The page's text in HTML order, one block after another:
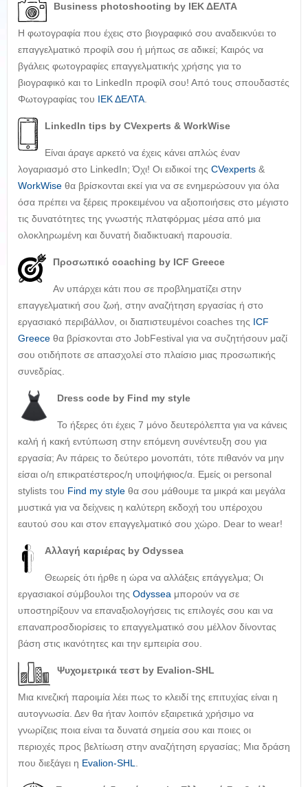
Business photoshooting by ΙΕΚ ΔΕΛΤΑ
Η φωτογραφία που έχεις στο βιογραφικό σου αναδεικνύει το
επαγγελματικό προφίλ σου ή μήπως σε αδικεί; Καιρός να
βγάλεις φωτογραφίες επαγγελματικής χρήσης για το
βιογραφικό και το LinkedIn προφίλ σου! Από τους σπουδαστές
Φωτογραφίας του ΙΕΚ ΔΕΛΤΑ
LinkedIn tips by CVexperts & WorkWise
Είναι άραγε αρκετό να έχεις κάνει απλώς έναν
λογαριασμό στο LinkedIn; Όχι! Οι ειδικοί της CVexperts &
WorkWise θα βρίσκονται εκεί για να σε ενημερώσουν για όλα
όσα πρέπει να ξέρεις προκειμένου να αξιοποιήσεις στο μέγιστο
τις δυνατότητες της γνωστής πλατφόρμας μέσα από μια
ολοκληρωμένη και δυνατή διαδικτυακή παρουσία.
Προσωπικό coaching by ICF Greece
Αν υπάρχει κάτι που σε προβληματίζει στην
επαγγελματική σου ζωή, στην αναζήτηση εργασίας ή στο
εργασιακό περιβάλλον, οι διαπιστευμένοι coaches της ICF
Greece θα βρίσκονται στο JobFestival για να συζητήσουν μαζί
σου οτιδήποτε σε απασχολεί στο πλαίσιο μιας προσωπικής
συνεδρίας.
Dress code by Find my style
Το ήξερες ότι έχεις 7 μόνο δευτερόλεπτα για να κάνεις
καλή ή κακή εντύπωση στην επόμενη συνέντευξη σου για
εργασία; Αν πάρεις το δεύτερο μονοπάτι, τότε πιθανόν να μην
είσαι ο/η επικρατέστερος/η υποψήφιος/α. Εμείς οι personal
stylists του Find my style θα σου μάθουμε τα μικρά και μεγάλα
μυστικά για να δείχνεις η καλύτερη εκδοχή του υπέροχου
εαυτού σου και στον επαγγελματικό σου χώρο. Dear to wear!
Αλλαγή καριέρας by Odyssea
Θεωρείς ότι ήρθε η ώρα να αλλάξεις επάγγελμα; Οι
εργασιακοί σύμβουλοι της Odyssea μπορούν να σε
υποστηρίξουν να επαναξιολογήσεις τις επιλογές σου και να
επαναπροσδιορίσεις το επαγγελματικό σου μέλλον δίνοντας
βάση στις ικανότητες και την εμπειρία σου.
Ψυχομετρικά τεστ by Evalion-SHL
Μια κινεζική παροιμία λέει πως το κλειδί της επιτυχίας είναι η
αυτογνωσία. Δεν θα ήταν λοιπόν εξαιρετικά χρήσιμο να
γνωρίζεις ποια είναι τα δυνατά σημεία σου και ποιες οι
περιοχές προς βελτίωση στην αναζήτηση εργασίας; Μια δράση
που διεξάγει η Evalion-SHL